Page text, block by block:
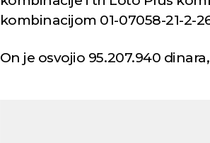
kombinacijom 01-07058-21-2-
On je osvojio 95.207.940